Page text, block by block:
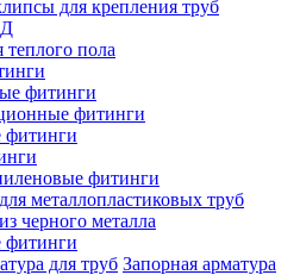
для крепления труб
пола
фитинги
фитинги
фитинги
фитинги
металлопластиковых труб
черного металла
фитинги
Запорная арматура